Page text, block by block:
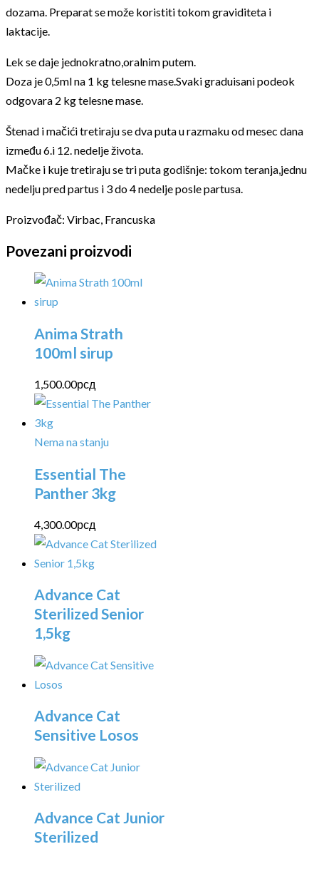
dozama. Preparat se može koristiti tokom graviditeta i
laktacije.
Lek se daje jednokratno,oralnim putem.
Doza je 0,5ml na 1 kg telesne mase.Svaki graduisani podeok
odgovara 2 kg telesne mase.
Štenad i mačići tretiraju se dva puta u razmaku od mesec dana
između 6.i 12. nedelje života.
Mačke i kuje tretiraju se tri puta godišnje: tokom teranja,jednu
nedelju pred partus i 3 do 4 nedelje posle partusa.
Proizvođač: Virbac, Francuska
Povezani proizvodi
Anima Strath
100ml sirup
1,500.00рсд
Nema na stanju
Essential The
Panther 3kg
4,300.00рсд
Advance Cat
Sterilized Senior
1,5kg
Advance Cat
Sensitive Losos
Advance Cat Junior
Sterilized